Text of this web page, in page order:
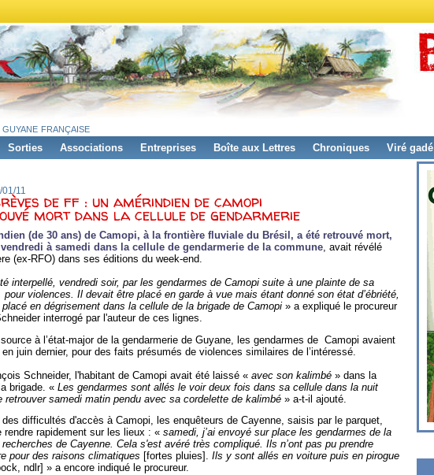
française
Sorties Associations Entreprises Boîte aux Lettres Chroniques Viré gadé
11
de ff : un amérindien de camopi
mort dans la cellule de gendarmerie
(de 30 ans) de Camopi, à la frontière fluviale du Brésil, a été retrouvé mort,
à samedi dans la cellule de gendarmerie de la commune , avait révélé
(ex-RFO) dans ses éditions du week-end.
interpellé, vendredi soir, par les gendarmes de Camopi suite à une plainte de sa
pour violences. Il devait être placé en garde à vue mais étant donné son état d’ébriété,
en dégrisement dans la cellule de la brigade de Camopi » a expliqué le procureur
interrogé par l'auteur de ces lignes.
à l’état-major de la gendarmerie de Guyane, les gendarmes de Camopi avaient
juin dernier, pour des faits présumés de violences similaires de l’intéressé.
Schneider, l'habitant de Camopi avait été laissé « avec son kalimbé » dans la
brigade. « Les gendarmes sont allés le voir deux fois dans sa cellule dans la nuit
retrouver samedi matin pendu avec sa cordelette de kalimbé » a-t-il ajouté.
difficultés d'accès à Camopi, les enquêteurs de Cayenne, saisis par le parquet,
rendre rapidement sur les lieux : « samedi, j’ai envoyé sur place les gendarmes de la
de Cayenne. Cela s'est avéré très compliqué. Ils n’ont pas pu prendre
pour des raisons climatiques [fortes pluies]. Ils y sont allés en voiture puis en pirogue
ndlr] » a encore indiqué le procureur.